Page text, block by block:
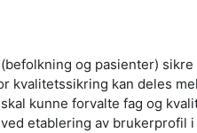
og pasienter)
kvalitetssikring kan deles
kunne forvalte fag og
etablering av brukerprofil